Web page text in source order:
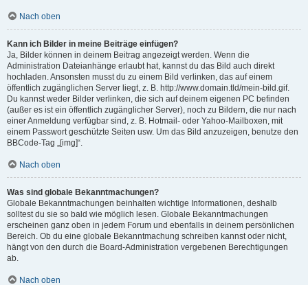
Nach oben
Kann ich Bilder in meine Beiträge einfügen?
Ja, Bilder können in deinem Beitrag angezeigt werden. Wenn die
Administration Dateianhänge erlaubt hat, kannst du das Bild auch direkt
hochladen. Ansonsten musst du zu einem Bild verlinken, das auf einem
öffentlich zugänglichen Server liegt, z. B. http://www.domain.tld/mein-bild.gif.
Du kannst weder Bilder verlinken, die sich auf deinem eigenen PC befinden
(außer es ist ein öffentlich zugänglicher Server), noch zu Bildern, die nur nach
einer Anmeldung verfügbar sind, z. B. Hotmail- oder Yahoo-Mailboxen, mit
einem Passwort geschützte Seiten usw. Um das Bild anzuzeigen, benutze den
BBCode-Tag „[img]“.
Nach oben
Was sind globale Bekanntmachungen?
Globale Bekanntmachungen beinhalten wichtige Informationen, deshalb
solltest du sie so bald wie möglich lesen. Globale Bekanntmachungen
erscheinen ganz oben in jedem Forum und ebenfalls in deinem persönlichen
Bereich. Ob du eine globale Bekanntmachung schreiben kannst oder nicht,
hängt von den durch die Board-Administration vergebenen Berechtigungen
ab.
Nach oben